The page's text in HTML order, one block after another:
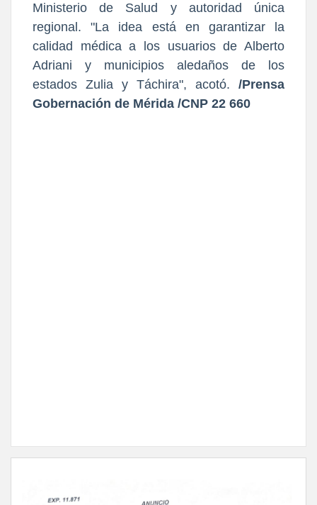
Ministerio de Salud y autoridad única
regional. "La idea está en garantizar la
calidad médica a los usuarios de Alberto
Adriani y municipios aledaños de los
estados Zulia y Táchira", acotó.
/Prensa
Gobernación de Mérida /CNP 22 660